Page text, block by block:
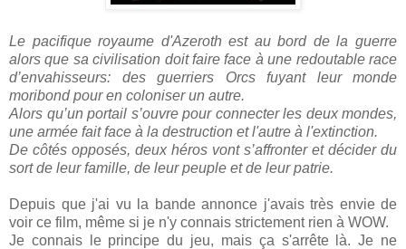
Le pacifique royaume d'Azeroth est au bord de la guerre
alors que sa civilisation doit faire face à une redoutable race
d’envahisseurs: des guerriers Orcs fuyant leur monde
moribond pour en coloniser un autre.
Alors qu’un portail s’ouvre pour connecter les deux mondes,
une armée fait face à la destruction et l'autre à l'extinction.
De côtés opposés, deux héros vont s’affronter et décider du
sort de leur famille, de leur peuple et de leur patrie.
Depuis que j'ai vu la bande annonce j'avais très envie de
voir ce film, même si je n'y connais strictement rien à WOW.
Je connais le principe du jeu, mais ça s'arrête là. Je ne